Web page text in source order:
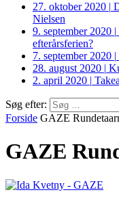
27. oktober 2020 |
Nielsen
9. september 2020 |
efterårsferien?
7. september 2020 |
28. august 2020 |
2. april 2020 |
Søg efter:
Forside GAZE
GAZE